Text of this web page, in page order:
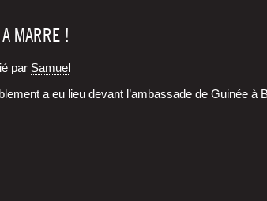
MARRE !
par Samuel
a eu lieu devant l’am­bas­sade de Gui­née